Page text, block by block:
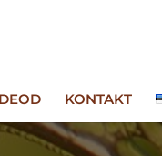
KONTAKT